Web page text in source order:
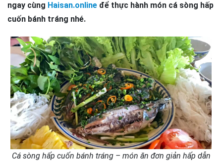
ngay cùng Haisan.online để thực hành món cá sòng hấp
cuốn bánh tráng nhé.
Cá sòng hấp cuốn bánh tráng – món ăn đơn giản hấp dẫn